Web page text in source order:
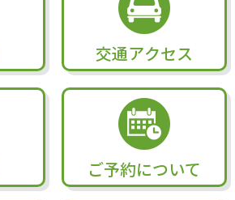
交通アクセス
ご予約について